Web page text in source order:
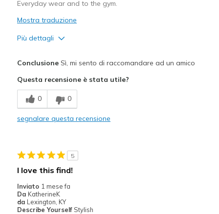
Everyday wear and to the gym.
Mostra traduzione
Più dettagli
Comfortable
Great support
Gym
ConclusioneSì, mi sento di raccomandare ad un amico
Questa recensione è stata utile?
0 0
segnalare questa recensione
5
I love this find!
Inviato 1 mese fa
Da KatherineK
da Lexington, KY
Describe Yourself Stylish